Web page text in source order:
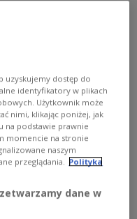
szkoły rosyjskiej był
Dziś się
artystka na festiwalu
uzyskujemy dostęp do
identyfikatory w plikach
Użytkownik może
nimi, klikając poniżej, jak
na podstawie prawnie
momencie na stronie
naszym
przeglądania. Polityka
dane w